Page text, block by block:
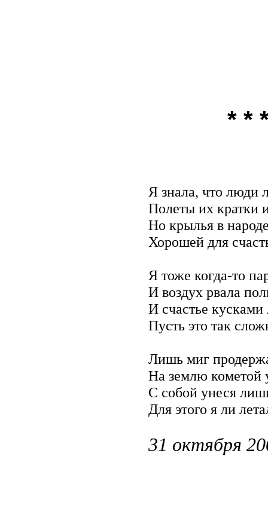
* *
Я знала, что люди
Полеты их кратки
Но крылья в
Хорошей для
Я тоже когда-то
И воздух рвала
И счастье кусками
Пусть это так
Лишь миг
На землю
С собой унеся
Для этого я ли
31 октября